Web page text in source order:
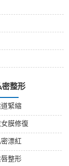
密整形
道緊縮
女膜修復
漂紅
唇整形